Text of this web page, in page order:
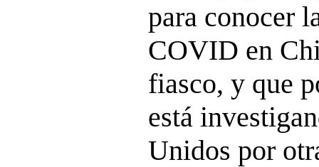
para conocer
COVID en
fiasco, y que
está
Unidos por